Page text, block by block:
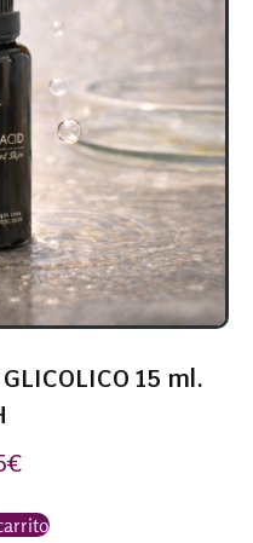
15 ml.
€